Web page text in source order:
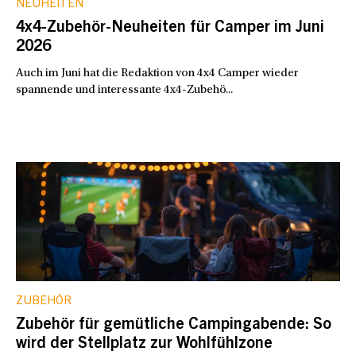
NEUHEITEN
4x4-Zubehör-Neuheiten für Camper im Juni
2026
Auch im Juni hat die Redaktion von 4x4 Camper wieder
spannende und interessante 4x4-Zubehö...
ZUBEHÖR
Zubehör für gemütliche Campingabende: So
wird der Stellplatz zur Wohlfühlzone